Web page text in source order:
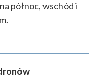
północ, wschód i